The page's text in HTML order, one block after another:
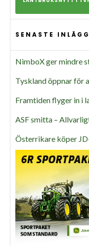
SENASTE
NimboX ger mindre
Tyskland öppnar för
Framtiden flyger in i
ASF smitta –
Österrikare köper